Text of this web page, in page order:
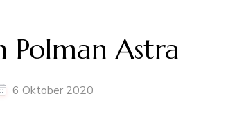
Polman Astra
6 Oktober 2020